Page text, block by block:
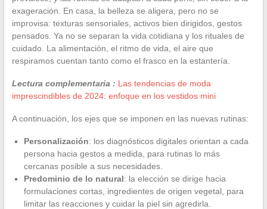
exageración. En casa, la belleza se aligera, pero no se
improvisa: texturas sensoriales, activos bien dirigidos, gestos
pensados. Ya no se separan la vida cotidiana y los rituales de
cuidado. La alimentación, el ritmo de vida, el aire que
respiramos cuentan tanto como el frasco en la estantería.
Lectura complementaria : Las tendencias de moda
imprescindibles de 2024: enfoque en los vestidos mini
A continuación, los ejes que se imponen en las nuevas rutinas:
Personalización: los diagnósticos digitales orientan a cada
persona hacia gestos a medida, para rutinas lo más
cercanas posible a sus necesidades.
Predominio de lo natural: la elección se dirige hacia
formulaciones cortas, ingredientes de origen vegetal, para
limitar las reacciones y cuidar la piel sin agredirla.